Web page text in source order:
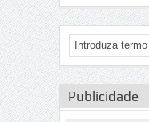
Publicidade